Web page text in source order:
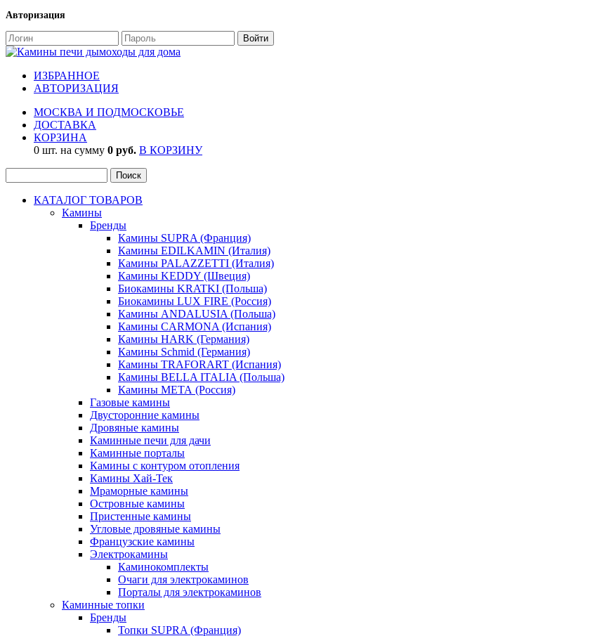
Авторизация
ИЗБРАННОЕ
АВТОРИЗАЦИЯ
МОСКВА И ПОДМОСКОВЬЕ
ДОСТАВКА
КОРЗИНА
0 шт. на сумму 0 руб. В КОРЗИНУ
КАТАЛОГ ТОВАРОВ
Камины
Бренды
Камины SUPRA (Франция)
Камины EDILKAMIN (Италия)
Камины PALAZZETTI (Италия)
Камины KEDDY (Швеция)
Биокамины KRATKI (Польша)
Биокамины LUX FIRE (Россия)
Камины ANDALUSIA (Польша)
Камины CARMONA (Испания)
Камины HARK (Германия)
Камины Schmid (Германия)
Камины TRAFORART (Испания)
Камины BELLA ITALIA (Польша)
Камины МЕТА (Россия)
Газовые камины
Двусторонние камины
Дровяные камины
Каминные печи для дачи
Каминные порталы
Камины с контуром отопления
Камины Хай-Тек
Мраморные камины
Островные камины
Пристенные камины
Угловые дровяные камины
Французские камины
Электрокамины
Каминокомплекты
Очаги для электрокаминов
Порталы для электрокаминов
Каминные топки
Бренды
Топки SUPRA (Франция)